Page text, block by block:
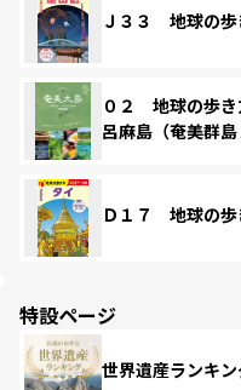
Ｊ３３ 地球の
０２ 地球の歩
呂麻島（奄美群
Ｄ１７ 地球の
特設ページ
世界遺産ランキ